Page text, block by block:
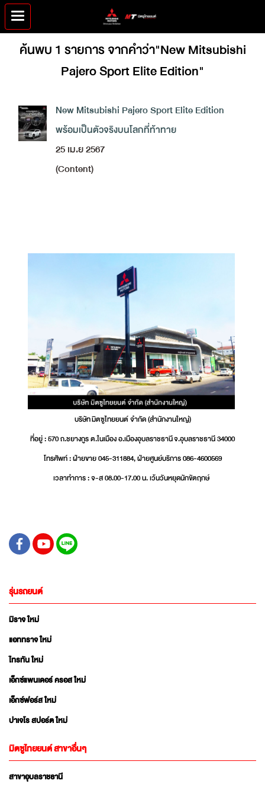
ค้นพบ 1 รายการ จากคำว่า"New Mitsubishi
Pajero Sport Elite Edition"
New Mitsubishi Pajero Sport Elite Edition
พร้อมเป็นตัวจริงบนโลกที่ท้าทาย
25 เม.ย 2567
(Content)
บริษัท มิตซูไทยยนต์ จำกัด (สำนักงานใหญ่)
ที่อยู่ : 570 ถ.ชยางกูร ต.ในเมือง อ.เมืองอุบลราชธานี จ.อุบลราชธานี 34000
โทรศัพท์ : ฝ่ายขาย 045-311884, ฝ่ายศูนย์บริการ 086-4600569
เวลาทำการ : จ-ส 08.00-17.00 น. เว้นวันหยุดนักขัตฤกษ์
รุ่นรถยนต์
มิราจ ใหม่
แอททราจ ใหม่
ไทรทัน ใหม่
เอ็กซ์แพนเดอร์ ครอส ใหม่
เอ็กซ์ฟอร์ส ใหม่
ปาเจโร สปอร์ต ใหม่
มิตซูไทยยนต์ สาขาอื่นๆ
สาขาอุบลราชธานี